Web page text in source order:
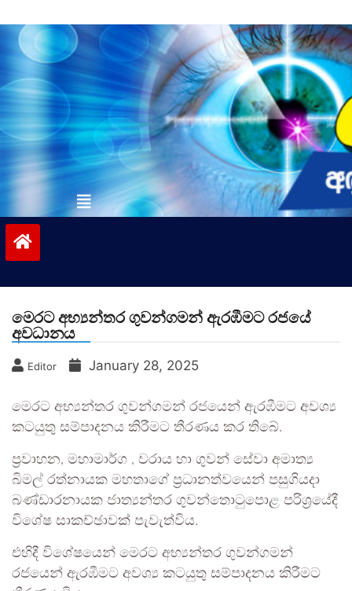
to
contentvinivida.lk
මෙරට අභ්‍යන්තර ගුවන්ගමන් ඇරඹීමට රජයේ
අවධානය
Editor January 28, 2025
මෙරට අභ්‍යන්තර ගුවන්ගමන් රජයෙන් ඇරඹීමට අවශ්‍ය
කටයුතු සම්පාදනය කිරීමට තීරණය කර තිබේ.
ප්‍රවාහන, මහාමාර්ග , වරාය හා ගුවන්‍ සේවා අමාත්‍ය
බිමල් රත්නායක මහතාගේ ප්‍රධානත්වයෙන් පසුගියදා
බණ්ඩාරනායක ජාත්‍යන්තර ගුවන්තොටුපොළ පරිශ්‍රයේදී
විශේෂ සාකච්ඡාවක් පැවැත්විය.
එහිදී විශේෂයෙන් මෙරට අභ්‍යන්තර ගුවන්ගමන්
රජයෙන් ඇරඹීමට අවශ්‍ය කටයුතු සම්පාදනය කිරීමට